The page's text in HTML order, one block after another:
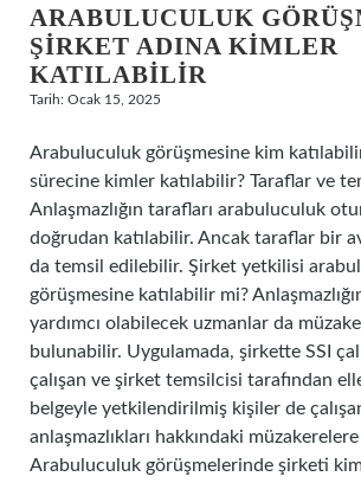
ARABULUCULUK
ŞIRKET ADINA KIMLER
KATILABILIR
Tarih: Ocak 15, 2025
Arabuluculuk görüşmesine kim
sürecine kimler katılabilir? Taraflar ve
Anlaşmazlığın tarafları arabuluculuk
doğrudan katılabilir. Ancak taraflar bir
da temsil edilebilir. Şirket yetkilisi
görüşmesine katılabilir mi?
yardımcı olabilecek uzmanlar da
bulunabilir. Uygulamada, şirkette SSI
çalışan ve şirket temsilcisi tarafından
belgeyle yetkilendirilmiş kişiler de
anlaşmazlıkları hakkındaki
Arabuluculuk görüşmelerinde şirketi